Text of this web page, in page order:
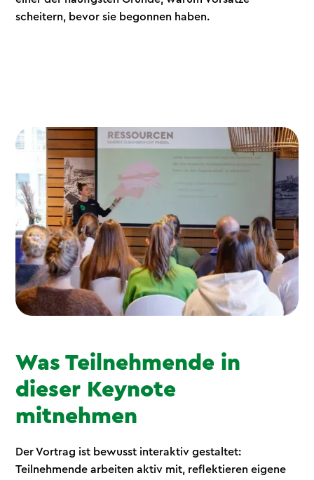
scheitern, bevor sie begonnen haben.
Was Teilnehmende in
dieser Keynote
mitnehmen
Der Vortrag ist bewusst interaktiv gestaltet:
Teilnehmende arbeiten aktiv mit, reflektieren eigene